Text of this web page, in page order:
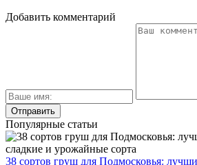
Добавить комментарий
Популярные статьи
38 сортов груш для Подмосковья: